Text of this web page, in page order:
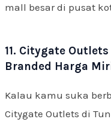
mall besar di pusat
11. Citygate
Branded Harga
Kalau kamu suka
Citygate Outlets di